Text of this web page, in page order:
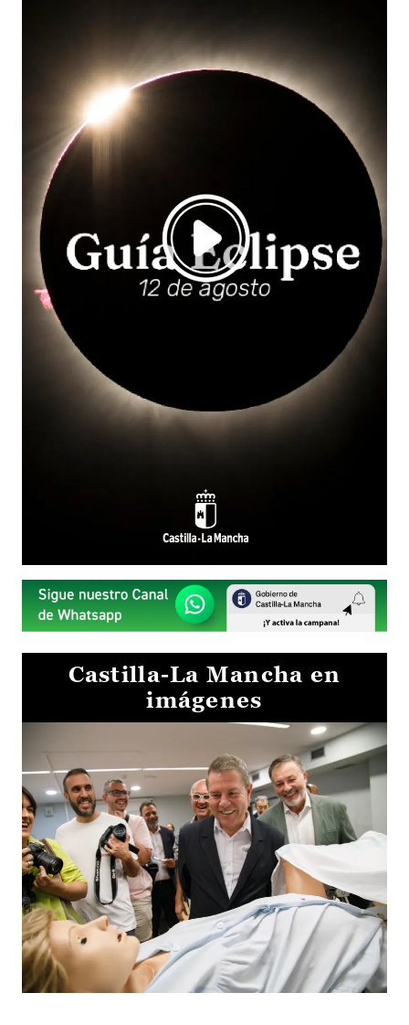
Castilla-La Mancha en
imágenes